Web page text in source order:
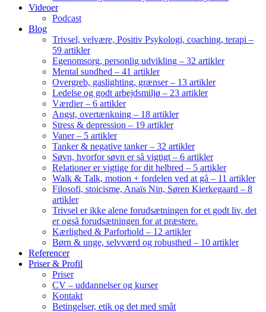
Videoer
Podcast
Blog
Trivsel, velvære, Positiv Psykologi, coaching, terapi –
59 artikler
Egenomsorg, personlig udvikling – 32 artikler
Mental sundhed – 41 artikler
Overgreb, gaslighting, grænser – 13 artikler
Ledelse og godt arbejdsmiljø – 23 artikler
Værdier – 6 artikler
Angst, overtænkning – 18 artikler
Stress & depression – 19 artikler
Vaner – 5 artikler
Tanker & negative tanker – 32 artikler
Søvn, hvorfor søvn er så vigtigt – 6 artikler
Relationer er vigtige for dit helbred – 5 artikler
Walk & Talk, motion + fordelen ved at gå – 11 artikler
Filosofi, stoicisme, Anaïs Nin, Søren Kierkegaard – 8
artikler
Trivsel er ikke alene forudsætningen for et godt liv, det
er også forudsætningen for at præstere.
Kærlighed & Parforhold – 12 artikler
Børn & unge, selvværd og robusthed – 10 artikler
Referencer
Priser & Profil
Priser
CV – uddannelser og kurser
Kontakt
Betingelser, etik og det med småt